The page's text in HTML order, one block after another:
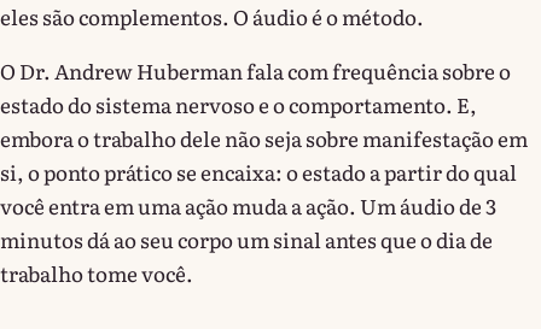
eles são complementos. O áudio é o método.
O Dr. Andrew Huberman fala com frequência sobre o
estado do sistema nervoso e o comportamento. E,
embora o trabalho dele não seja sobre manifestação em
si, o ponto prático se encaixa: o estado a partir do qual
você entra em uma ação muda a ação. Um áudio de 3
minutos dá ao seu corpo um sinal antes que o dia de
trabalho tome você.